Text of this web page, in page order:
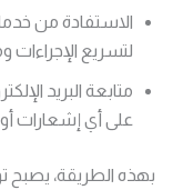
الاستفادة من
لتسريع
متابعة البريد
على أي إشعارات
بهذه الطريقة، يصبح